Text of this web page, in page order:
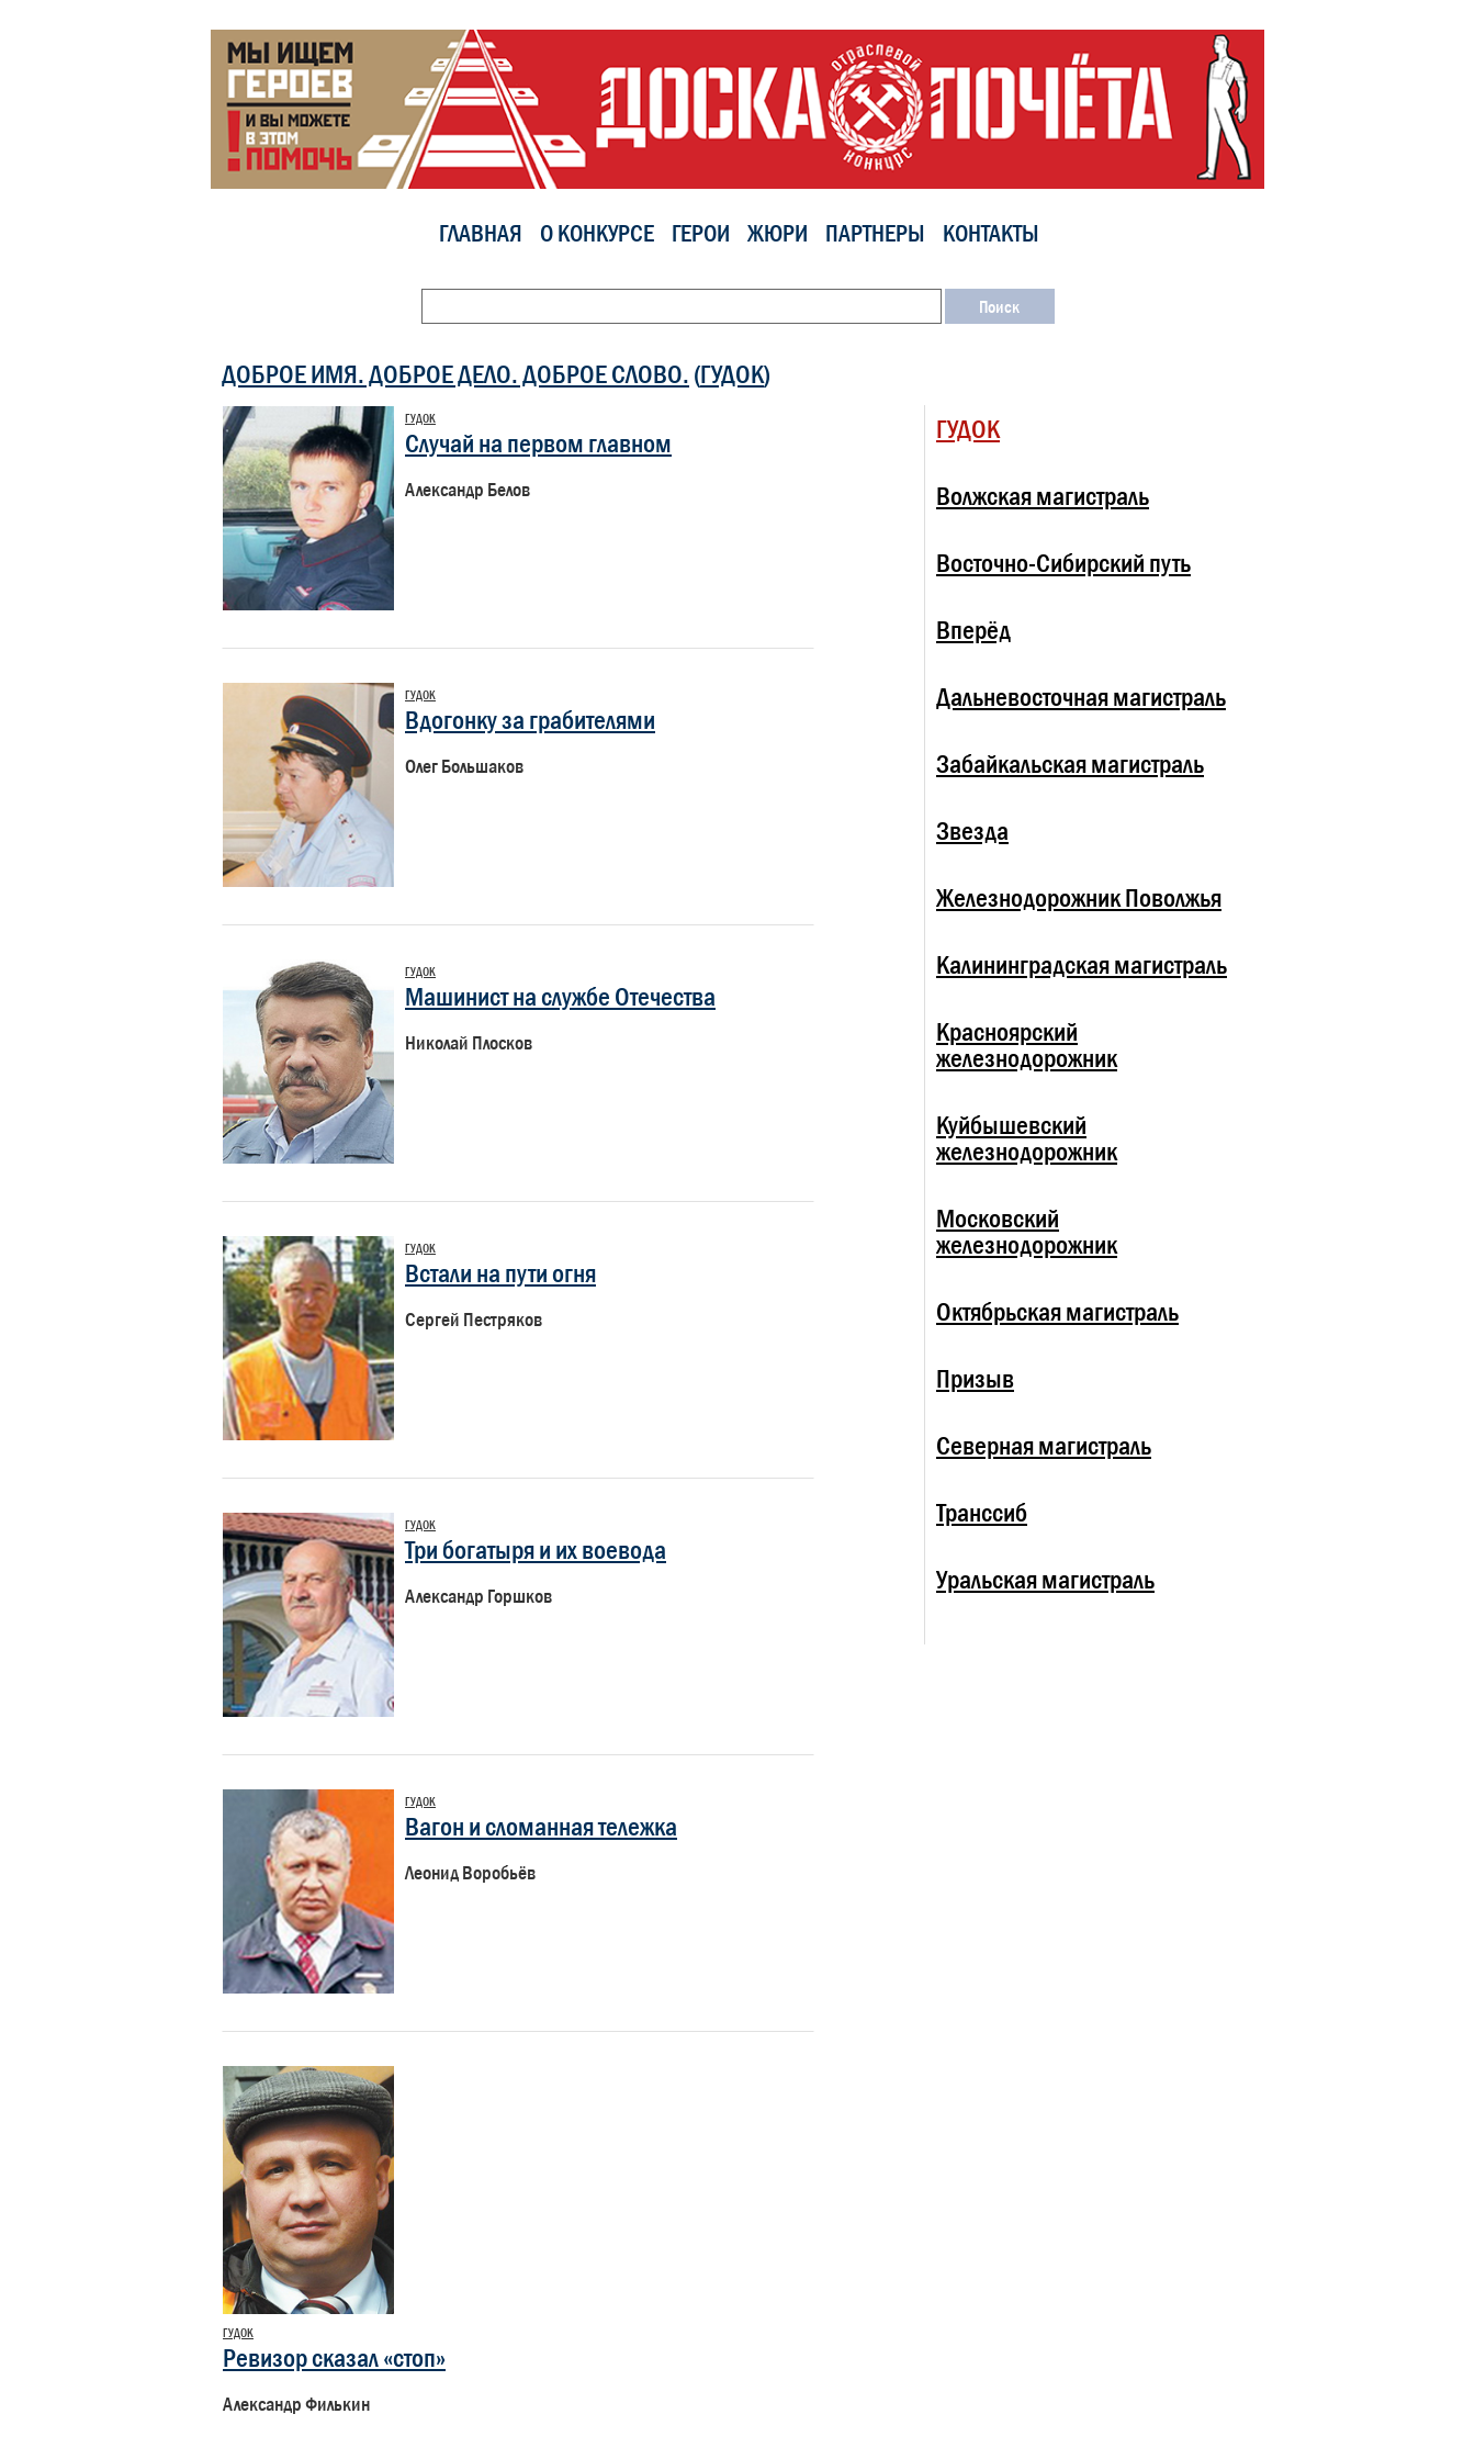
ГЛАВНАЯ О КОНКУРСЕ ГЕРОИ ЖЮРИ ПАРТНЕРЫ КОНТАКТЫ
ДОБРОЕ ИМЯ. ДОБРОЕ ДЕЛО. ДОБРОЕ СЛОВО. (ГУДОК)
ГУДОК
Случай на первом главном
Александр Белов
ГУДОК
Вдогонку за грабителями
Олег Большаков
ГУДОК
Машинист на службе Отечества
Николай Плосков
ГУДОК
Встали на пути огня
Сергей Пестряков
ГУДОК
Три богатыря и их воевода
Александр Горшков
ГУДОК
Вагон и сломанная тележка
Леонид Воробьёв
ГУДОК
Ревизор сказал «стоп»
Александр Филькин
ГУДОК
Волжская магистраль
Восточно-Сибирский путь
Вперёд
Дальневосточная магистраль
Забайкальская магистраль
Звезда
Железнодорожник Поволжья
Калининградская магистраль
Красноярский
железнодорожник
Куйбышевский
железнодорожник
Московский
железнодорожник
Октябрьская магистраль
Призыв
Северная магистраль
Транссиб
Уральская магистраль